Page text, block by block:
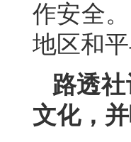
作安全
地区和平
路透
文化，